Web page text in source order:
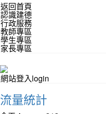
返回首頁
認識建德
行政服務
教師專區
學生專區
家長專區
網站登入login
流量統計